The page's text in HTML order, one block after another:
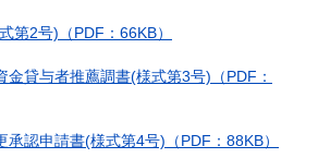
第2号)（PDF：66KB）
金貸与者推薦調書(様式第3号)（PDF：
承認申請書(様式第4号)（PDF：88KB）